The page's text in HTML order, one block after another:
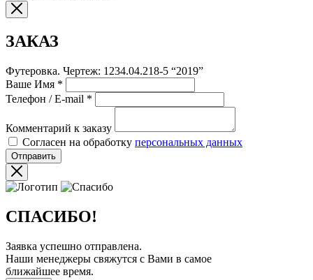
ЗАКАЗ
Футеровка. Чертеж: 1234.04.218-5 “2019”
Ваше Имя *
Телефон / E-mail *
Комментарий к заказу
Согласен на обработку персональных данных
Отправить
СПАСИБО!
Заявка успешно отправлена.
Наши менеджеры свяжутся с Вами в самое
ближайшее время.